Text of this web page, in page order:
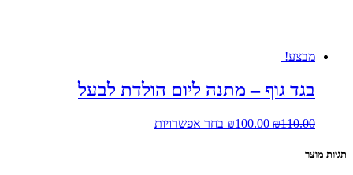
מבצע!
בגד גוף – מתנה ליום הולדת לבעל
₪110.00
המחיר ₪100.00
המחיר
בחר אפשרויות
תגיות מוצר